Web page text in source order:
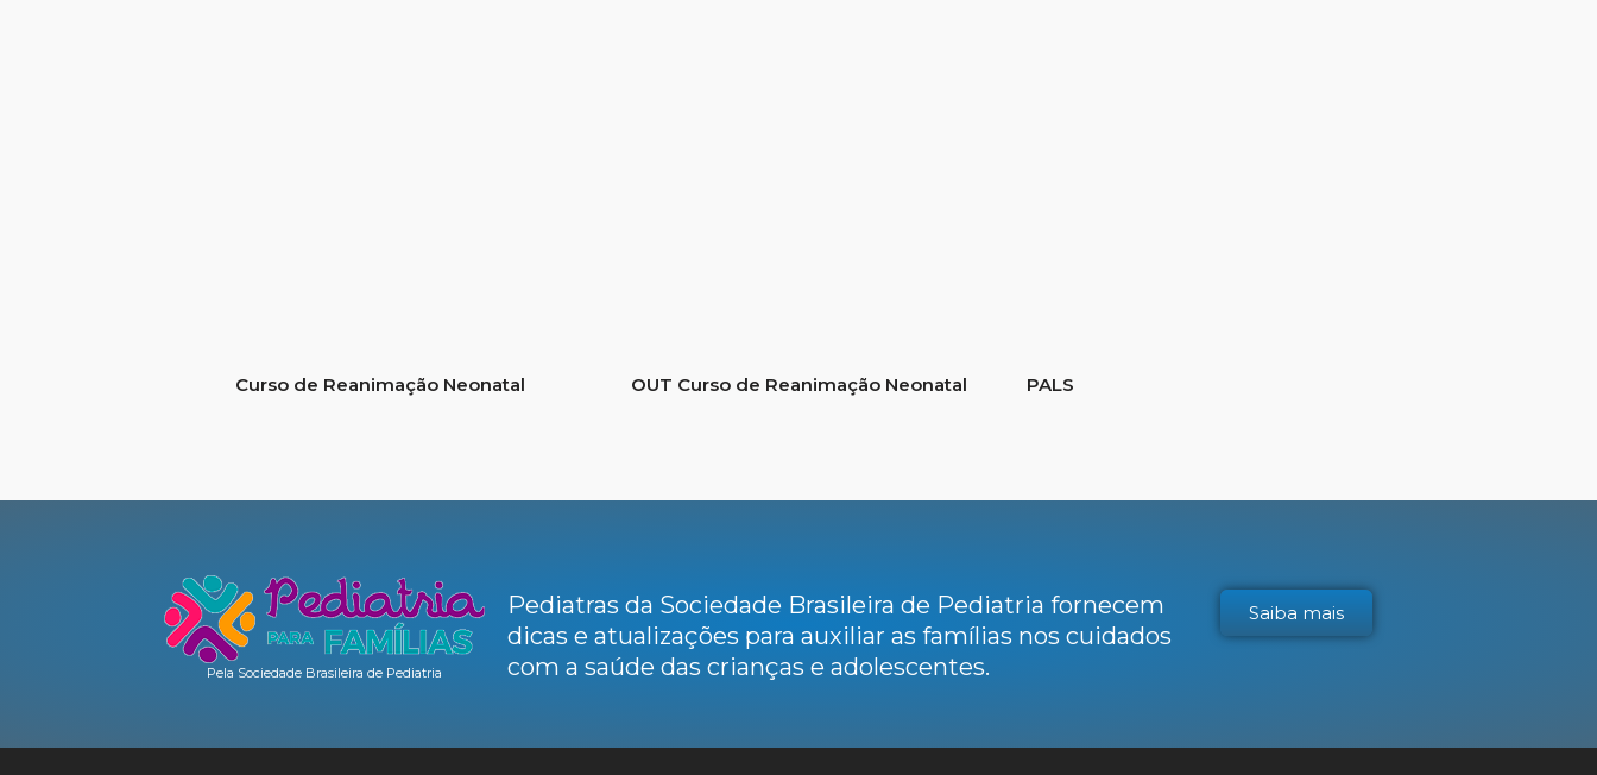
Curso de Reanimação Neonatal OUT Curso de Reanimação Neonatal PALS
Pela Sociedade Brasileira de Pediatria
Pediatras da Sociedade Brasileira de Pediatria fornecem
dicas e atualizações para auxiliar as famílias nos cuidados
com a saúde das crianças e adolescentes.
Saiba mais